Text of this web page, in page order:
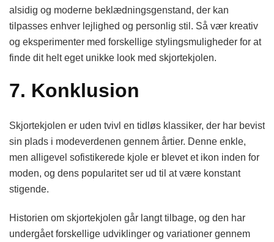
alsidig og moderne beklædningsgenstand, der kan
tilpasses enhver lejlighed og personlig stil. Så vær kreativ
og eksperimenter med forskellige stylingsmuligheder for at
finde dit helt eget unikke look med skjortekjolen.
7. Konklusion
Skjortekjolen er uden tvivl en tidløs klassiker, der har bevist
sin plads i modeverdenen gennem årtier. Denne enkle,
men alligevel sofistikerede kjole er blevet et ikon inden for
moden, og dens popularitet ser ud til at være konstant
stigende.
Historien om skjortekjolen går langt tilbage, og den har
undergået forskellige udviklinger og variationer gennem